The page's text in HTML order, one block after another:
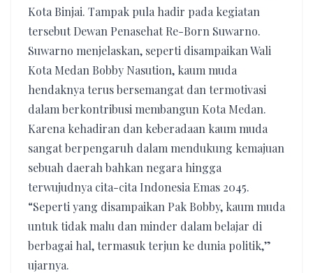
Kota Binjai. Tampak pula hadir pada kegiatan
tersebut Dewan Penasehat Re-Born Suwarno.
Suwarno menjelaskan, seperti disampaikan Wali
Kota Medan Bobby Nasution, kaum muda
hendaknya terus bersemangat dan termotivasi
dalam berkontribusi membangun Kota Medan.
Karena kehadiran dan keberadaan kaum muda
sangat berpengaruh dalam mendukung kemajuan
sebuah daerah bahkan negara hingga
terwujudnya cita-cita Indonesia Emas 2045.
“Seperti yang disampaikan Pak Bobby, kaum muda
untuk tidak malu dan minder dalam belajar di
berbagai hal, termasuk terjun ke dunia politik,”
ujarnya.